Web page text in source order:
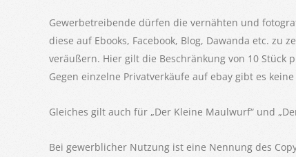
Gewerbetreibende dürfen die vernähten und
diese auf Ebooks, Facebook, Blog, Dawanda etc. zu
veräußern. Hier gilt die Beschränkung von 10 Stück
Gegen einzelne Privatverkäufe auf ebay gibt es
Gleiches gilt auch für „Der Kleine Maulwurf“ und
Bei gewerblicher Nutzung ist eine Nennung des